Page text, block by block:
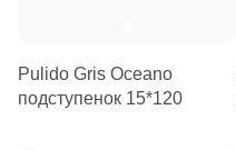
Pulido Gris Oceano
подступенок 15*120